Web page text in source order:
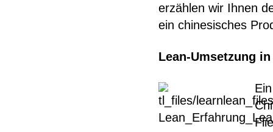
erzählen wir Ihnen
ein chinesisches
Lean-Umsetzung